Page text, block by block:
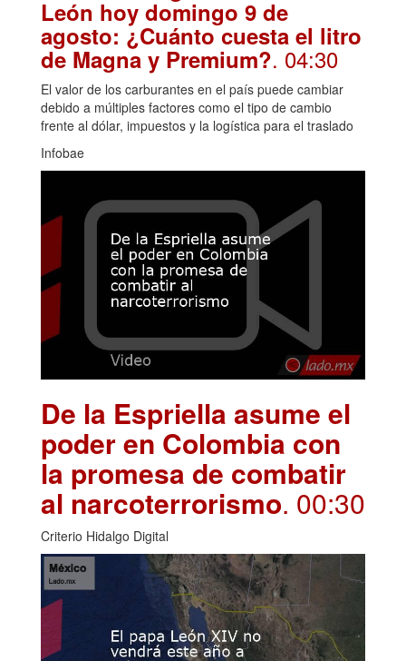
León hoy domingo 9 de
agosto: ¿Cuánto cuesta el litro
de Magna y Premium?. 04:30
El valor de los carburantes en el país puede cambiar
debido a múltiples factores como el tipo de cambio
frente al dólar, impuestos y la logística para el traslado
Infobae
De la Espriella asume el
poder en Colombia con
la promesa de combatir
al narcoterrorismo. 00:30
Criterio Hidalgo Digital